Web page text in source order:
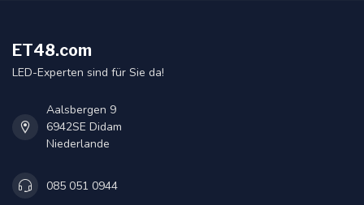
ET48.com
LED-Experten sind für Sie da!
Aalsbergen 9
6942SE Didam
Niederlande
085 051 0944